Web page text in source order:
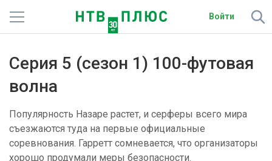
Войти
Фильмы и сериалы
Подписки
Серия 5 (сезон 1) 100-футовая
волна
Популярность Назаре растет, и серферы всего мира
съезжаются туда на первые официальные
соревнования. Гарретт сомневается, что организаторы
хорошо продумали меры безопасности.